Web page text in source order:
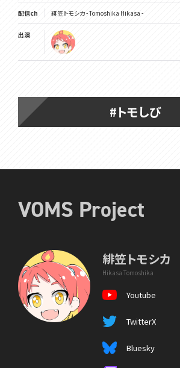
配信ch 緋笠トモシカ - Tomoshika Hikasa -
出演
#トモしび
VOMS Project
緋笠トモシカ
Hikasa Tomoshika
Youtube
TwitterX
Bluesky